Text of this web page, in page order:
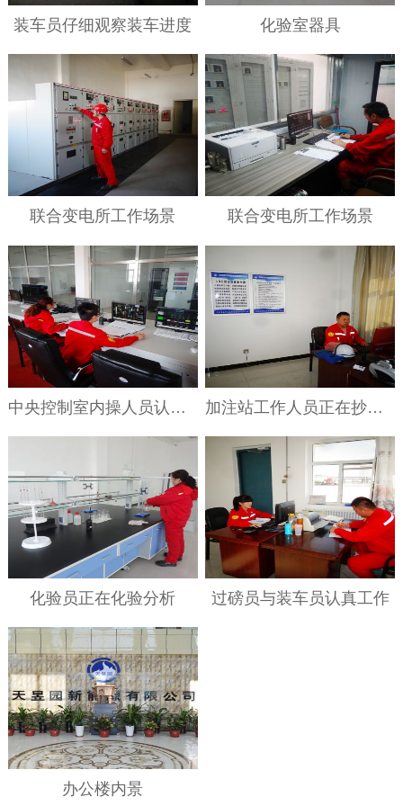
装车员仔细观察装车进度 化验室器具
联合变电所工作场景 联合变电所工作场景
中央控制室内操人员认真工作 加注站工作人员正在抄数据
化验员正在化验分析 过磅员与装车员认真工作
办公楼内景